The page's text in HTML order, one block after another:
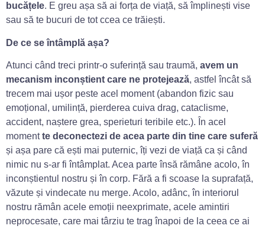
bucățele. E greu așa să ai forța de viață, să împlinești vise
sau să te bucuri de tot ccea ce trăiești.
De ce se întâmplă așa?
Atunci când treci printr-o suferință sau traumă, avem un
mecanism inconștient care ne protejează, astfel încât să
trecem mai ușor peste acel moment (abandon fizic sau
emoțional, umilință, pierderea cuiva drag, cataclisme,
accident, naștere grea, sperieturi teribile etc.). În acel
momentte deconectezi de acea parte din tine care suferă
și așa pare că ești mai puternic, îți vezi de viață ca și când
nimic nu s-ar fi întâmplat. Acea parte însă rămâne acolo, în
inconștientul nostru și în corp. Fără a fi scoase la suprafață,
văzute și vindecate nu merge. Acolo, adânc, în interiorul
nostru rămân acele emoții neexprimate, acele amintiri
neprocesate, care mai târziu te trag înapoi de la ceea ce ai